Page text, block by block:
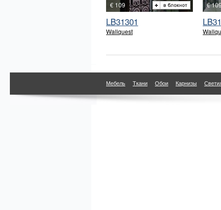
€ 109
LB31301
Wallquest
€
Мебель Ткани Обои Карнизы